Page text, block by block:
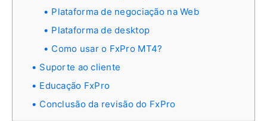
Plataforma de negociação na Web
Plataforma de desktop
Como usar o FxPro MT4?
Suporte ao cliente
Educação FxPro
Conclusão da revisão do FxPro